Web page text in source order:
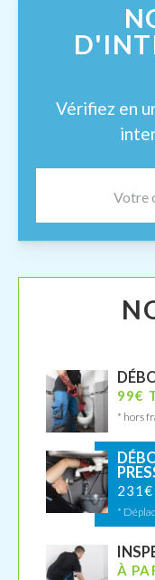
Vérifiez en
99€
* hors
*
À